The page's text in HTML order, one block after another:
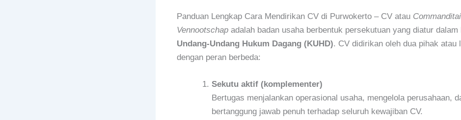
Panduan Lengkap Cara Mendirikan CV di Purwokerto – CV atau
Vennootschapadalah badan usaha berbentuk persekutuan yang diatur dalam
Undang-Undang Hukum Dagang (KUHD). CV didirikan oleh dua pihak atau
dengan peran berbeda:
Sekutu aktif (komplementer)
Bertugas menjalankan operasional usaha, mengelola perusahaan,
bertanggung jawab penuh terhadap seluruh kewajiban CV.